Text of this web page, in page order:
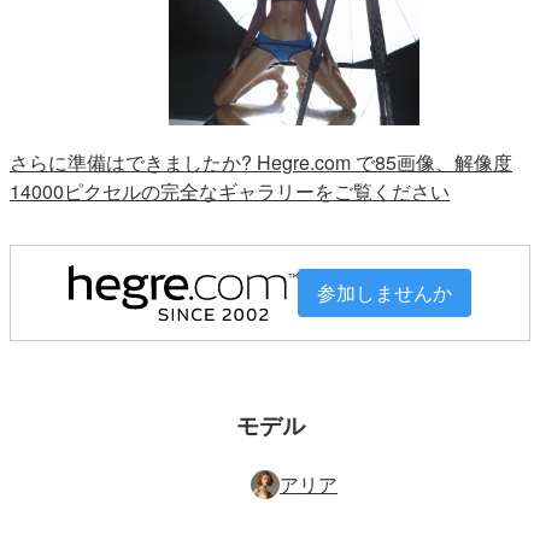
さらに準備はできましたか? Hegre.com で85画像、解像度
14000ピクセルの完全なギャラリーをご覧ください
参加しませんか
モデル
アリア